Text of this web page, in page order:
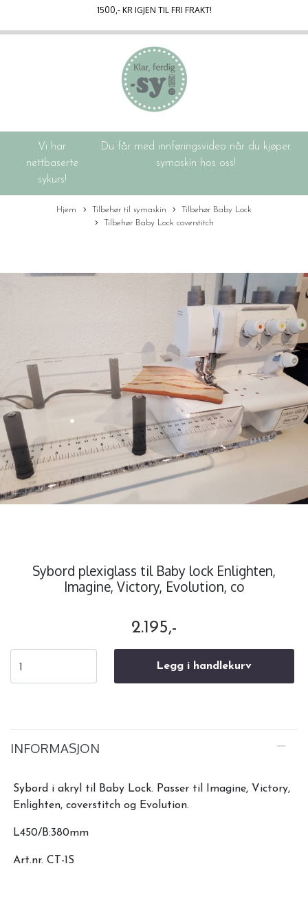
1500,- KR IGJEN TIL FRI FRAKT!
Vi har
nettbaserte
sykurs!
Du får med innføringsvideo når du kjøper
symaskin hos oss!
Hjem Tilbehør til symaskin
Tilbehør Baby Lock
Tilbehør Baby Lock coverstitch
Sybord plexiglass til Baby lock Enlighten,
Imagine, Victory, Evolution, co
2.195,-
Legg i handlekurv
INFORMASJON
Sybord i akryl til Baby Lock. Passer til Imagine, Victory,
Enlighten, coverstitch og Evolution.
L450/B:380mm
Art.nr. CT-1S